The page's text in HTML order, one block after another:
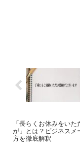
「長らくお休みをい
が」とは？ビジネスメ
方を徹底解釈